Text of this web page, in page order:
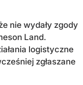
nie wydały zgody
Land.
logistyczne
zgłaszane